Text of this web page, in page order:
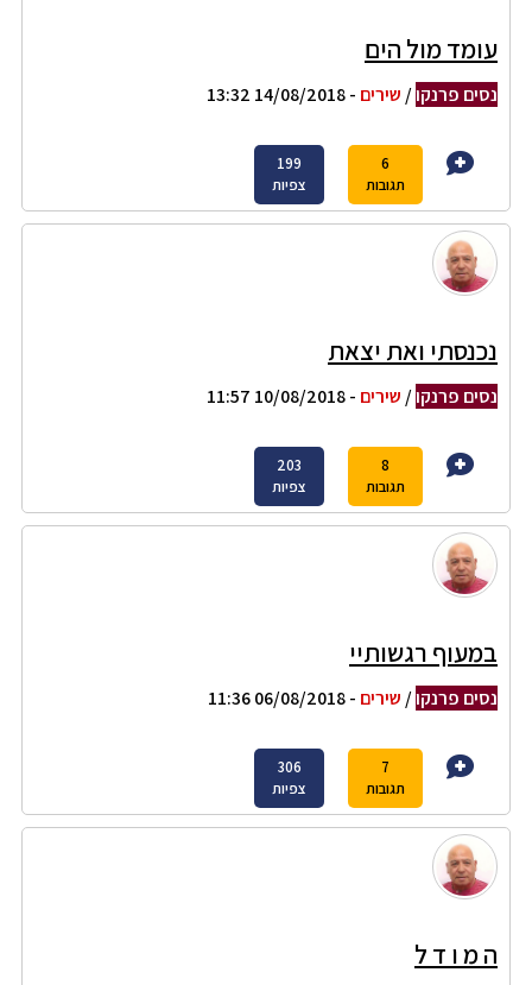
עומד מול הים
נסים פרנקו/ שירים - 14/08/2018 13:32
6
תגובות
199
צפיות
נכנסתי ואת יצאת
נסים פרנקו/ שירים - 10/08/2018 11:57
8
תגובות
203
צפיות
במעוף רגשותיי
נסים פרנקו/ שירים - 06/08/2018 11:36
7
תגובות
306
צפיות
ה מ ו ד ל